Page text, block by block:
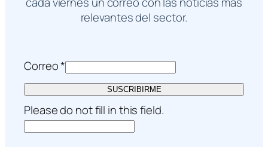
relevantes del sector.
Correo*
SUSCRIBIRME
Please do not fill in this field.